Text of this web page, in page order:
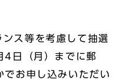
ス等を考慮して抽選
4日（月）までに郵
お申し込みいただい